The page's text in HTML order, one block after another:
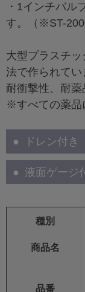
・1インチバル
す。（※ST-
大型プラスチ
法で作られてい
耐衝撃性、耐薬
※すべての薬品
ドレン付き
液面ゲージ
種別
商品名
品番